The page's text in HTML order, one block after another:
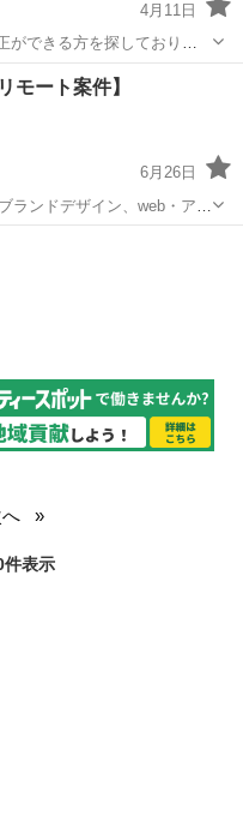
4月11日
ができる方を探しておりま
合わせください！！
ジニア リモート
モート案件】
6月26日
ンドデザイン、web・アプ
ーケティングプロモーショ
表示